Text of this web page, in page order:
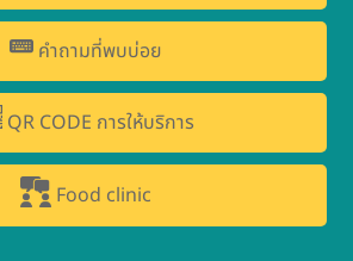
คำถามที่พบบ่อย
QR CODE การให้บริการ
Food clinic